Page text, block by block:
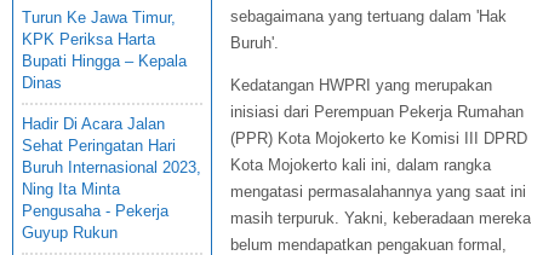
Turun Ke Jawa Timur,
KPK Periksa Harta
Bupati Hingga – Kepala
Dinas
Hadir Di Acara Jalan
Sehat Peringatan Hari
Buruh Internasional 2023,
Ning Ita Minta
Pengusaha - Pekerja
Guyup Rukun
sebagaimana yang tertuang dalam 'Hak
Buruh'.
Kedatangan HWPRI yang merupakan
inisiasi dari Perempuan Pekerja Rumahan
(PPR) Kota Mojokerto ke Komisi III DPRD
Kota Mojokerto kali ini, dalam rangka
mengatasi permasalahannya yang saat ini
masih terpuruk. Yakni, keberadaan mereka
belum mendapatkan pengakuan formal,